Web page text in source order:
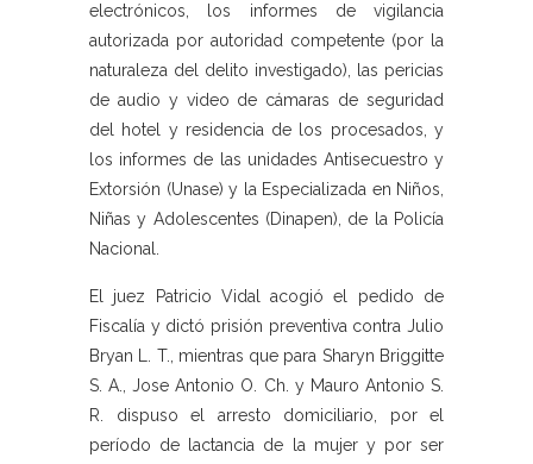
electrónicos, los informes de vigilancia
autorizada por autoridad competente (por la
naturaleza del delito investigado), las pericias
de audio y video de cámaras de seguridad
del hotel y residencia de los procesados, y
los informes de las unidades Antisecuestro y
Extorsión (Unase) y la Especializada en Niños,
Niñas y Adolescentes (Dinapen), de la Policía
Nacional.
El juez Patricio Vidal acogió el pedido de
Fiscalía y dictó prisión preventiva contra Julio
Bryan L. T., mientras que para Sharyn Briggitte
S. A., Jose Antonio O. Ch. y Mauro Antonio S.
R. dispuso el arresto domiciliario, por el
período de lactancia de la mujer y por ser